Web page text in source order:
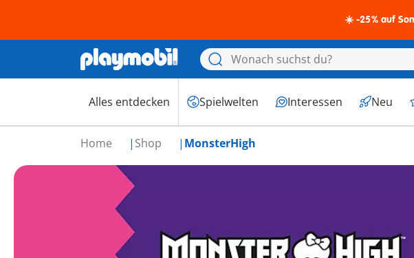
☀️ -25% auf
Alles entdecken Spielwelten Interessen Neu
Home Shop MonsterHigh